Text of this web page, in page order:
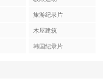
旅游纪录片
木屋建筑
韩国纪录片